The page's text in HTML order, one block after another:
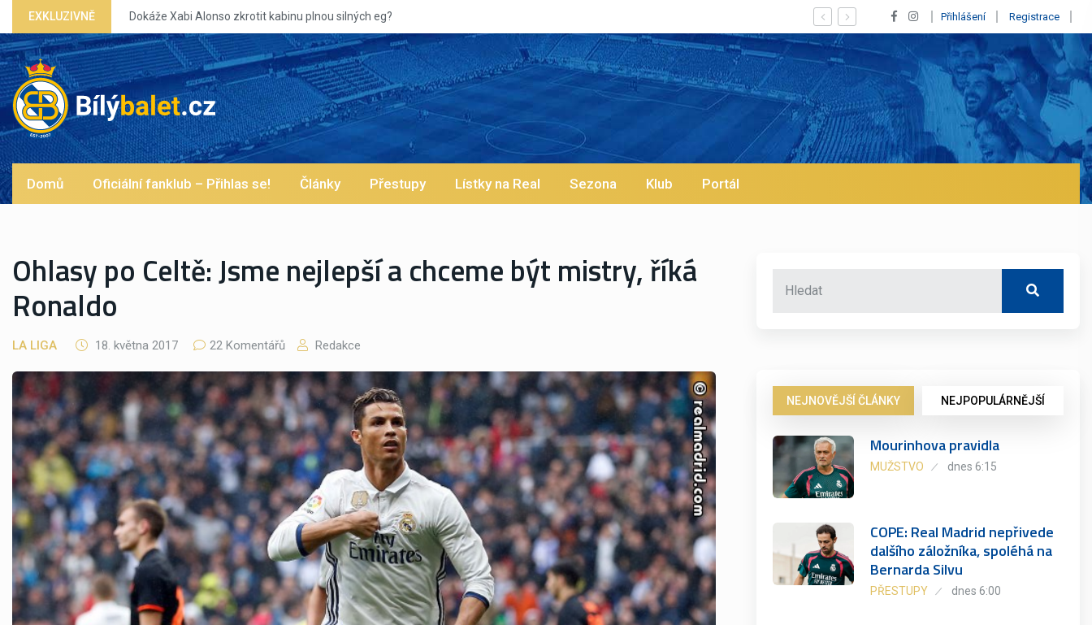
EXKLUZIVNĚ
Dokáže Xabi Alonso zkrotit kabinu plnou silných eg? Vypískaný Vinícius! Blíží se jeho odchod z Realu a pustí se
Přihlášení Registrace
Domů Oficiální fanklub – Přihlas se! Články Přestupy Lístky na Real Sezona Klub Portál
Ohlasy po Celtě: Jsme nejlepší a chceme být mistry, říká
Ronaldo
LA LIGA 18. května 2017 22 Komentářů Redakce
NEJNOVĚJŠÍ ČLÁNKY NEJPOPULÁRNĚJŠÍ
Mourinhova pravidla
MUŽSTVO dnes 6:15
COPE: Real Madrid nepřivede
dalšího záložníka, spoléhá na
Bernarda Silvu
PŘESTUPY dnes 6:00